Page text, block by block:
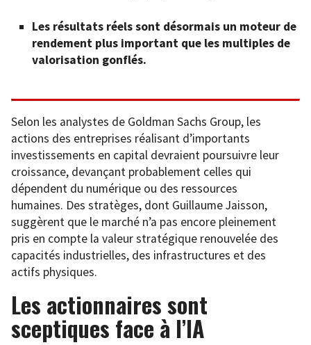
Les résultats réels sont désormais un moteur de
rendement plus important que les multiples de
valorisation gonflés.
Selon les analystes de Goldman Sachs Group, les
actions des entreprises réalisant d’importants
investissements en capital devraient poursuivre leur
croissance, devançant probablement celles qui
dépendent du numérique ou des ressources
humaines. Des stratèges, dont Guillaume Jaisson,
suggèrent que le marché n’a pas encore pleinement
pris en compte la valeur stratégique renouvelée des
capacités industrielles, des infrastructures et des
actifs physiques.
Les actionnaires sont
sceptiques face à l’IA